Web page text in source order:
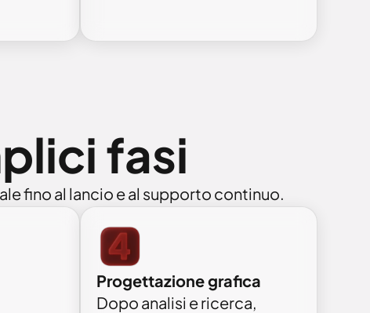
fasi
fino al lancio e al supporto continuo.
Progettazione grafica
Dopo analisi e ricerca,